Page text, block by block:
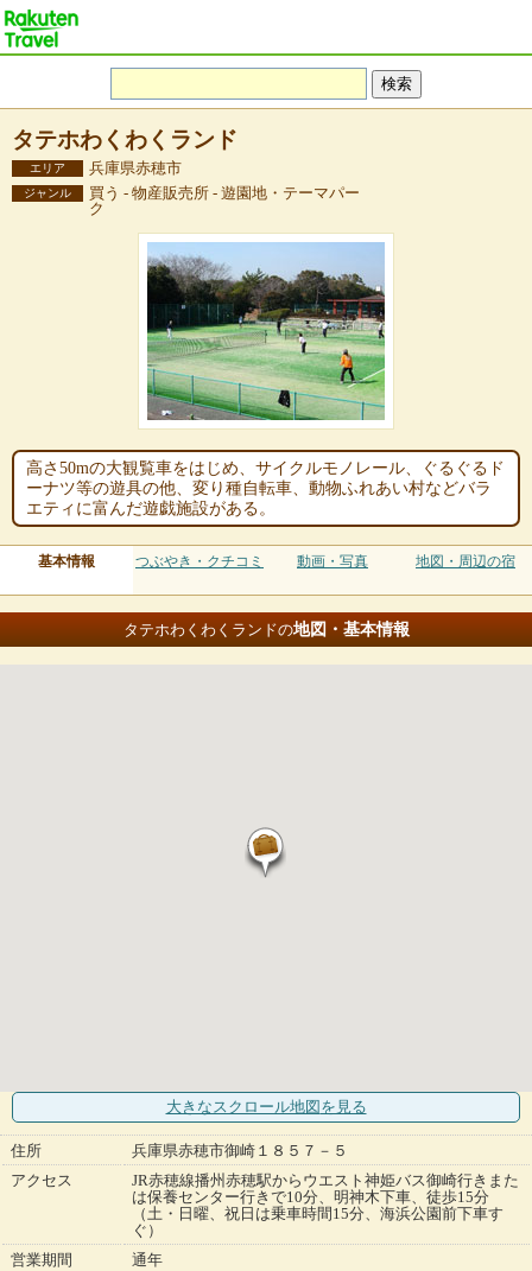
タテホわくわくランド
エリア 兵庫県赤穂市
ジャンル
買う - 物産販売所 - 遊園地・テーマパー
ク
高さ50mの大観覧車をはじめ、サイクルモノレール、ぐるぐるド
ーナツ等の遊具の他、変り種自転車、動物ふれあい村などバラ
エティに富んだ遊戯施設がある。
基本情報 つぶやき・クチコミ 動画・写真 地図・周辺の宿
タテホわくわくランドの地図・基本情報
大きなスクロール地図 を見る
住所
兵庫県赤穂市御崎１８５７－５
アクセス
JR赤穂線播州赤穂駅からウエスト神姫バス御崎行きまた
は保養センター行きで10分、明神木下車、徒歩15分
（土・日曜、祝日は乗車時間15分、海浜公園前下車す
ぐ）
営業期間
通年